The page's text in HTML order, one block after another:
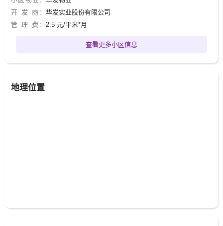
开 发 商： 华发实业股份有限公司
管 理 费： 2.5 元/平米*月
查看更多小区信息
地理位置